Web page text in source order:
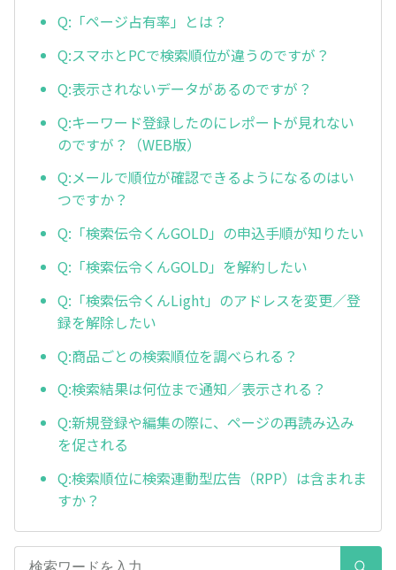
Q:「ページ占有率」とは？
Q:スマホとPCで検索順位が違うのですが？
Q:表示されないデータがあるのですが？
Q:キーワード登録したのにレポートが見れない
のですが？（WEB版）
Q:メールで順位が確認できるようになるのはい
つですか？
Q:「検索伝令くんGOLD」の申込手順が知りたい
Q:「検索伝令くんGOLD」を解約したい
Q:「検索伝令くんLight」のアドレスを変更／登
録を解除したい
Q:商品ごとの検索順位を調べられる？
Q:検索結果は何位まで通知／表示される？
Q:新規登録や編集の際に、ページの再読み込み
を促される
Q:検索順位に検索連動型広告（RPP）は含まれま
すか？